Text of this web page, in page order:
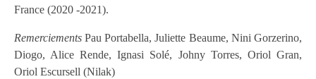
France (2020 -2021).
RemerciementsPau Portabella, Juliette Beaume, Nini Gorzerino,
Diogo, Alice Rende, Ignasi Solé, Johny Torres, Oriol Gran,
Oriol Escursell (Nilak)